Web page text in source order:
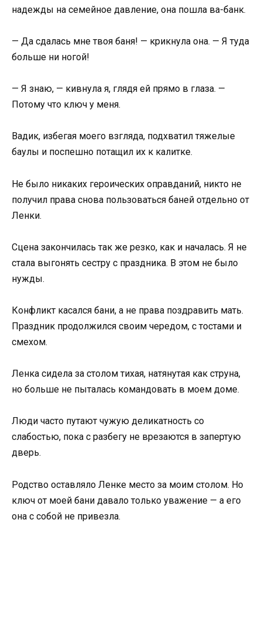
надежды на семейное давление, она пошла ва-банк.
— Да сдалась мне твоя баня! — крикнула она. — Я туда
больше ни ногой!
— Я знаю, — кивнула я, глядя ей прямо в глаза. —
Потому что ключ у меня.
Вадик, избегая моего взгляда, подхватил тяжелые
баулы и поспешно потащил их к калитке.
Не было никаких героических оправданий, никто не
получил права снова пользоваться баней отдельно от
Ленки.
Сцена закончилась так же резко, как и началась. Я не
стала выгонять сестру с праздника. В этом не было
нужды.
Конфликт касался бани, а не права поздравить мать.
Праздник продолжился своим чередом, с тостами и
смехом.
Ленка сидела за столом тихая, натянутая как струна,
но больше не пыталась командовать в моем доме.
Люди часто путают чужую деликатность со
слабостью, пока с разбегу не врезаются в запертую
дверь.
Родство оставляло Ленке место за моим столом. Но
ключ от моей бани давало только уважение — а его
она с собой не привезла.